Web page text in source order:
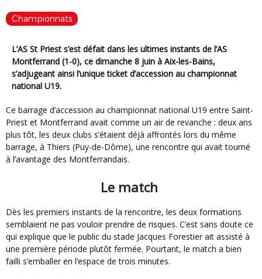
Championnats
L’AS St Priest s’est défait dans les ultimes instants de l’AS
Montferrand (1-0), ce dimanche 8 juin à Aix-les-Bains,
s’adjugeant ainsi l’unique ticket d’accession au championnat
national U19.
Ce barrage d’accession au championnat national U19 entre Saint-
Priest et Montferrand avait comme un air de revanche : deux ans
plus tôt, les deux clubs s’étaient déjà affrontés lors du même
barrage, à Thiers (Puy-de-Dôme), une rencontre qui avait tourné
à l’avantage des Montferrandais.
Le match
Dès les premiers instants de la rencontre, les deux formations
semblaient ne pas vouloir prendre de risques. C’est sans doute ce
qui explique que le public du stade Jacques Forestier ait assisté à
une première période plutôt fermée. Pourtant, le match a bien
failli s’emballer en l’espace de trois minutes.